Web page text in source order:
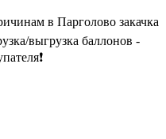
в Парголово закачка
выгрузка баллонов -